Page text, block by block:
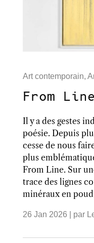
Art contemporain,
From
Il y a des gestes
poésie. Depuis
cesse de nous
plus
From Line. Sur
trace des lignes
minéraux en
26 Jan 2026 | par